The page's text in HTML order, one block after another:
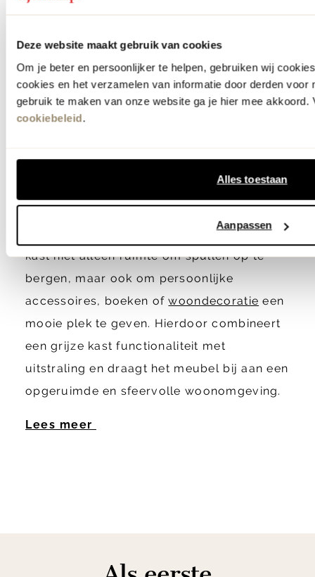
Deze website maakt gebruik van cookies
Om je beter en persoonlijker te helpen, gebruiken wij
cookies en het verzamelen van informatie door derden voor
gebruik te maken van onze website ga je hier mee akkoord.
cookiebeleid.
Alles toestaan
Aanpassen
Een grijze kast is een veelzijdig meubelstuk
woonstijlen. De neutrale kleur zorgt voor
een rustige uitstraling en laat zich
gemakkelijk combineren met andere
kleuren en materialen in huis. Of je nu kiest
Scandinavische inrichting
met lichte houttinten, een grijze kast vormt
een stijlvolle basis. Daarnaast biedt een
kast niet alleen ruimte om spullen op te
bergen, maar ook om persoonlijke
accessoires, boeken ofwoondecoratie een
mooie plek te geven. Hierdoor combineert
een grijze kast functionaliteit met
uitstraling en draagt het meubel bij aan een
opgeruimde en sfeervolle woonomgeving.
Lees meer